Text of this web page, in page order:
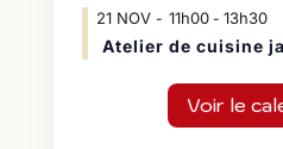
21 NOV 11h00- 13h30
Atelier de cuisine
Voir le